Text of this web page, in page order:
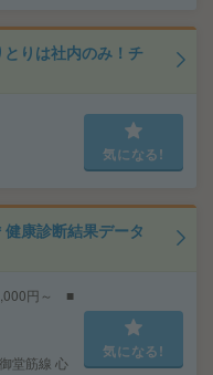
りは社内のみ！チ
気になる!
康診断結果データ
円～ ■
堂筋線 心
気になる!